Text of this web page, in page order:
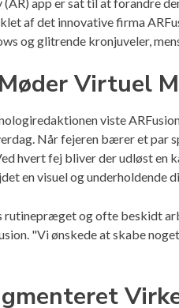
af det innovative firma
og glitrende kronjuveler,
Virtuel
viste
Når fejeren bærer et par
hvert fej bliver der udløst
en visuel og underholdende
rutinepræget og ofte beskidt
"Vi ønskede at skabe